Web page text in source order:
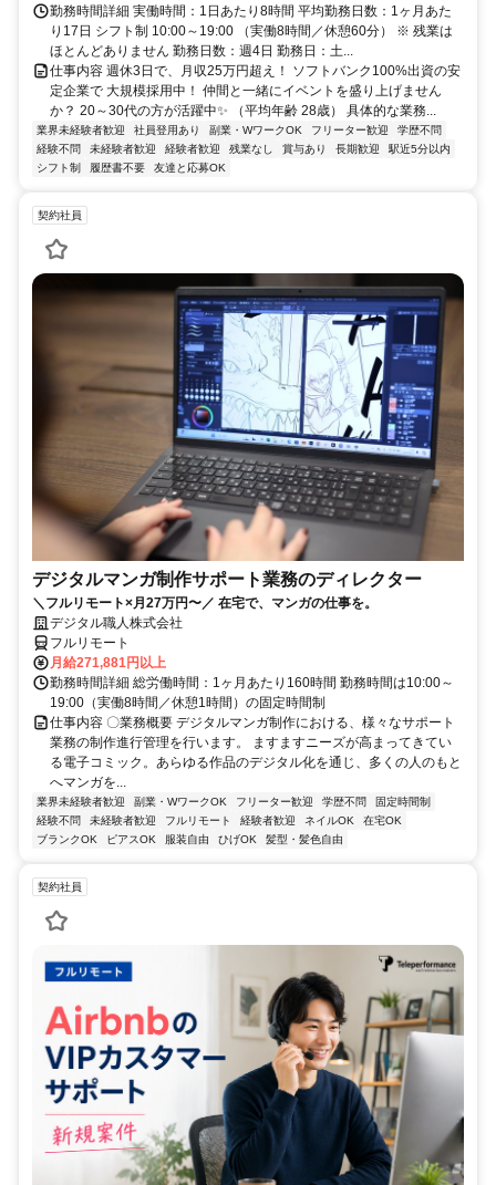
勤務時間詳細 実働時間：1日あたり8時間 平均勤務日数：1ヶ月あた
り17日 シフト制 10:00～19:00 （実働8時間／休憩60分） ※ 残業は
ほとんどありません 勤務日数：週4日 勤務日：土...
仕事内容 週休3日で、月収25万円超え！ ソフトバンク100%出資の安
定企業で 大規模採用中！ 仲間と一緒にイベントを盛り上げません
か？ 20～30代の方が活躍中✨ （平均年齢 28歳） 具体的な業務...
業界未経験者歓迎 社員登用あり 副業・WワークOK フリーター歓迎
学歴不問
経験不問
未経験者歓迎 経験者歓迎 残業なし 賞与あり 長期歓迎
駅近5分以内
シフト制
履歴書不要 友達と応募OK
契約社員
デジタルマンガ制作サポート業務のディレクター
＼フルリモート×月27万円〜／ 在宅で、マンガの仕事を。
デジタル職人株式会社
フルリモート
月給271,881円以上
勤務時間詳細 総労働時間：1ヶ月あたり160時間 勤務時間は10:00～
19:00（実働8時間／休憩1時間）の固定時間制
仕事内容 〇業務概要 デジタルマンガ制作における、様々なサポート
業務の制作進行管理を行います。 ますますニーズが高まってきてい
る電子コミック。あらゆる作品のデジタル化を通じ、多くの人のもと
へマンガを...
業界未経験者歓迎 副業・WワークOK フリーター歓迎 学歴不問
固定時間制
経験不問
未経験者歓迎 フルリモート 経験者歓迎 ネイルOK
在宅OK
ブランクOK
ピアスOK 服装自由 ひげOK 髪型・髪色自由
契約社員